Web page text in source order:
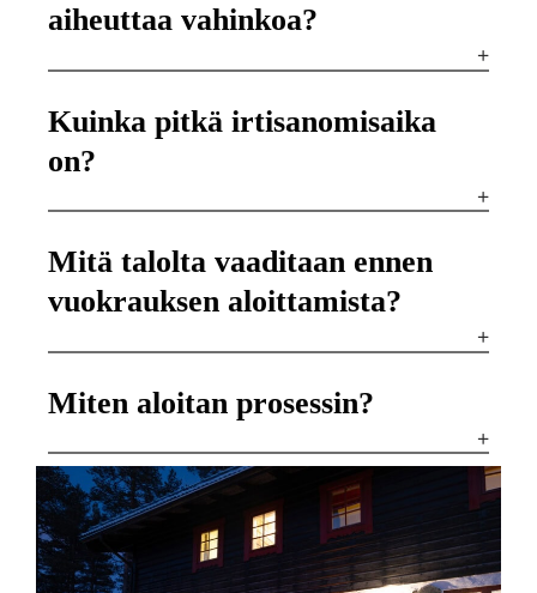
aiheuttaa vahinkoa?
Kuinka pitkä irtisanomisaika
on?
Mitä talolta vaaditaan ennen
vuokrauksen aloittamista?
Miten aloitan prosessin?